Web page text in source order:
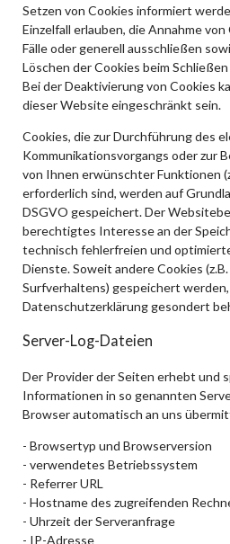
Setzen von Cookies informiert
Einzelfall erlauben, die Annahme
Fälle oder generell ausschließen
Löschen der Cookies beim
Bei der Deaktivierung von Cookies
dieser Website eingeschränkt sein.
Cookies, die zur Durchführung des
Kommunikationsvorgangs oder zur
von Ihnen erwünschter Funktionen
erforderlich sind, werden auf
DSGVO gespeichert. Der
berechtigtes Interesse an der
technisch fehlerfreien und
Dienste. Soweit andere Cookies
Surfverhaltens) gespeichert
Datenschutzerklärung gesondert
Server-Log-Dateien
Der Provider der Seiten erhebt und
Informationen in so genannten
Browser automatisch an uns
- Browsertyp und Browserversion
- verwendetes Betriebssystem
- Referrer URL
- Hostname des zugreifenden
- Uhrzeit der Serveranfrage
- IP-Adresse